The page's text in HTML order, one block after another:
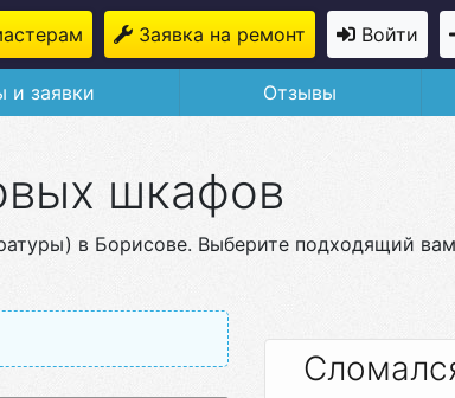
Заявка на ремонт Войти
и заявки Отзывы
шкафов
в Борисове. Выберите подходящий